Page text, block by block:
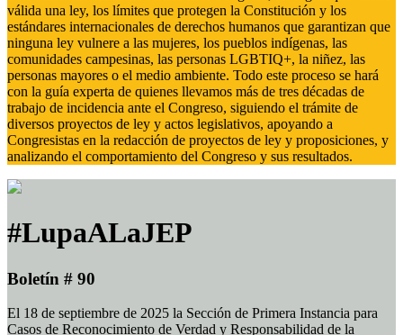
válida una ley, los límites que protegen la Constitución y los
estándares internacionales de derechos humanos que garantizan que
ninguna ley vulnere a las mujeres, los pueblos indígenas, las
comunidades campesinas, las personas LGBTIQ+, la niñez, las
personas mayores o el medio ambiente. Todo este proceso se hará
con la guía experta de quienes llevamos más de tres décadas de
trabajo de incidencia ante el Congreso, siguiendo el trámite de
diversos proyectos de ley y actos legislativos, apoyando a
Congresistas en la redacción de proyectos de ley y proposiciones, y
analizando el comportamiento del Congreso y sus resultados.
#LupaALaJEP
Boletín # 90
El 18 de septiembre de 2025 la Sección de Primera Instancia para
Casos de Reconocimiento de Verdad y Responsabilidad de la